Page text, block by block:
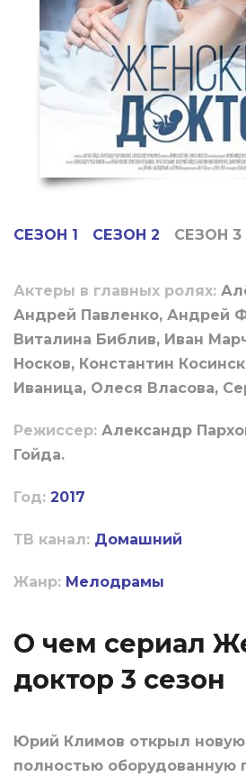
СЕЗОН 1 СЕЗОН 2 СЕЗОН 3
Актеры в главных ролях:
Андрей Павленко, Андрей
Виталина Библив, Иван
Носков, Константин
Иваница, Олеся Власова,
Режиссер: Александр
Гойда.
Год: 2017
ТВ канал: Домашний
Жанр: Мелодрамы
О чем сериал
доктор 3 сезон
Юрий Климов открыл новую
полностью оборудованную